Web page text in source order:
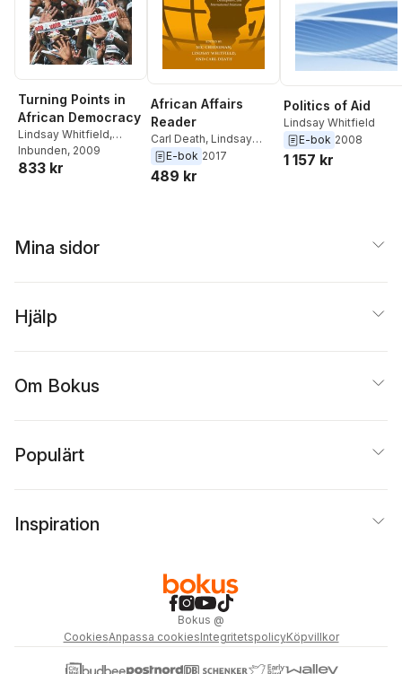
Turning Points in
African Democracy
Lindsay Whitfield,
Abdul Raufu Mustapha
Inbunden, 2009
833 kr
African Affairs
Reader
Carl Death, Lindsay
Whitfield ,Nic
Cheeseman
E-bok 2017
489 kr
Politics of Aid
Lindsay Whitfield
E-bok 2008
1 157 kr
Mina sidor
Hjälp
Om Bokus
Populärt
Inspiration
Bokus @
CookiesAnpassa cookiesIntegritetspolicyKöpvillkor